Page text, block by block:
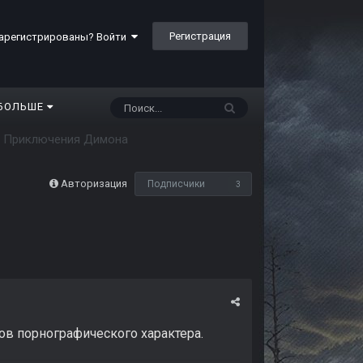
Войти Регистрация
Приключения Димона
Авторизация Подписчики 3
порнографического характера.